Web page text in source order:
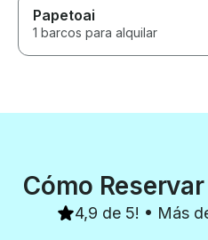
Papetoai
1 barcos para alquilar
Cómo
4,9 de 5! • Más